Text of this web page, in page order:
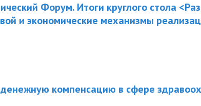
Форум. Итоги круглого стола
и экономические механизмы
компенсацию в сфере